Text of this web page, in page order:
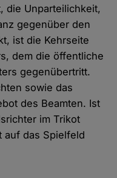
die Unparteilichkeit,
gegenüber den
ist die Kehrseite
dem die öffentliche
gegenübertritt.
sowie das
des Beamten. Ist
im Trikot
auf das Spielfeld